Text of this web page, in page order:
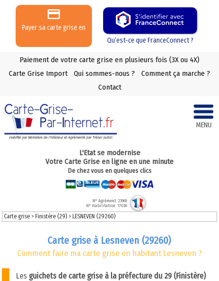
Payer sa carte grise en
Qu’est-ce que FranceConnect ?
Paiement de votre carte grise en plusieurs fois (3X ou 4X)
Carte Grise Import
Qui sommes-nous ?
Comment ça marche ?
Contact
MENU
L'Etat se modernise
Votre Carte Grise en ligne en une minute
De chez vous en quelques clics
N° Agrément: 23965
N° Habilitation: 17030
Carte grise > Finistère (29)> LESNEVEN (29260)
Carte grise à Lesneven (29260)
Comment faire ma carte grise en habitant Lesneven ?
Les guichets de carte grise à la préfecture du 29 (Finistère)